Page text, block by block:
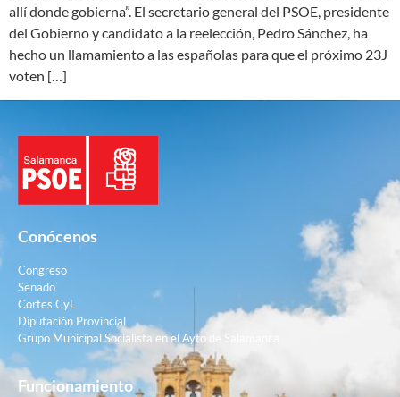
allí donde gobierna”. El secretario general del PSOE, presidente
del Gobierno y candidato a la reelección, Pedro Sánchez, ha
hecho un llamamiento a las españolas para que el próximo 23J
voten […]
Conócenos
Congreso
Senado
Cortes CyL
Diputación Provincial
Grupo Municipal Socialista en el Ayto de Salamanca
Funcionamiento